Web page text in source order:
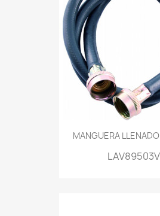
MANGUERA
LAV89503V